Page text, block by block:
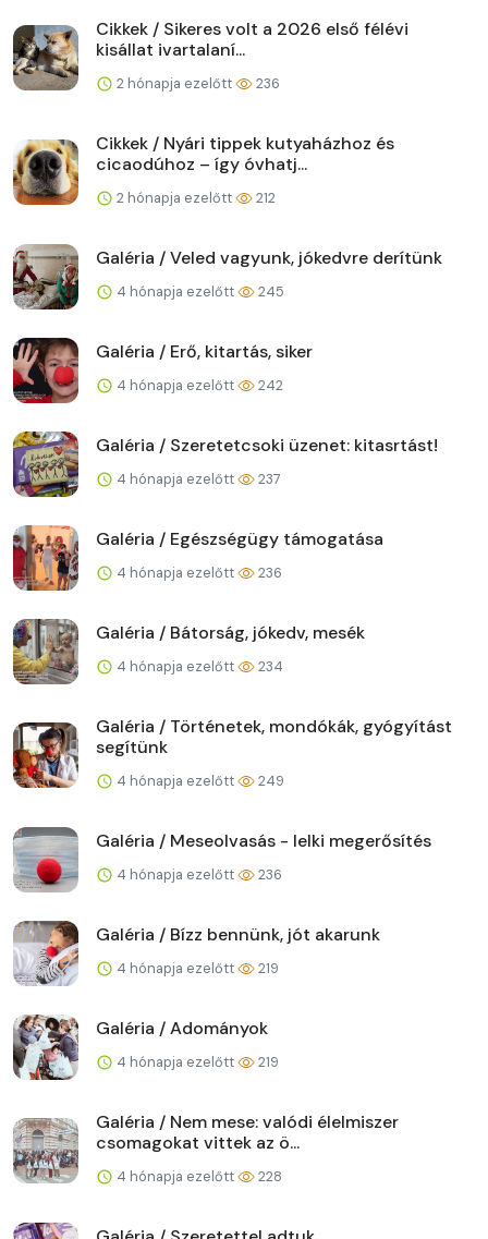
Cikkek / Sikeres volt a 2026 első félévi
kisállat ivartalaní...
2 hónapja ezelőtt 236
Cikkek / Nyári tippek kutyaházhoz és
cicaodúhoz – így óvhatj...
2 hónapja ezelőtt 212
Galéria / Veled vagyunk, jókedvre derítünk
4 hónapja ezelőtt 245
Galéria / Erő, kitartás, siker
4 hónapja ezelőtt 242
Galéria / Szeretetcsoki üzenet: kitasrtást!
4 hónapja ezelőtt 237
Galéria / Egészségügy támogatása
4 hónapja ezelőtt 236
Galéria / Bátorság, jókedv, mesék
4 hónapja ezelőtt 234
Galéria / Történetek, mondókák, gyógyítást
segítünk
4 hónapja ezelőtt 249
Galéria / Meseolvasás - lelki megerősítés
4 hónapja ezelőtt 236
Galéria / Bízz bennünk, jót akarunk
4 hónapja ezelőtt 219
Galéria / Adományok
4 hónapja ezelőtt 219
Galéria / Nem mese: valódi élelmiszer
csomagokat vittek az ö...
4 hónapja ezelőtt 228